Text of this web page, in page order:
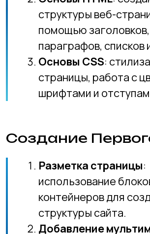
Создание Первого
Разметка страницы:
использование блоков,
контейнеров для создания
структуры сайта.
Добавление мультимедиа :
вставка изображений и
для сбора информации и
пользователем.
Введение в
Основы JavaScript: